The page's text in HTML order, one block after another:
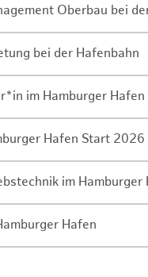
Oberbau bei
bei der Hafenbahn
im Hamburger
Hafen Start 2026
im
Hafen